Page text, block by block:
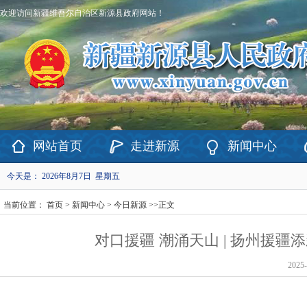
欢迎访问新疆维吾尔自治区新源县政府网站！
网站首页 走进新源 新闻中心
今天是： 2026年8月7日 星期五
当前位置： 首页 > 新闻中心 > 今日新源 >>正文
对口援疆 潮涌天山 | 扬州援疆